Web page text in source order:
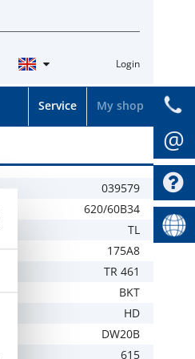
Login
My shop
Service
039579
620/60B34
TL
175A8
TR 461
BKT
HD
DW20B
615
@